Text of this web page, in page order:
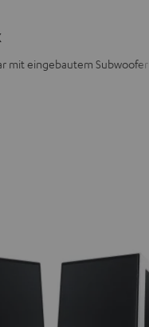
mit eingebautem Subwoofer